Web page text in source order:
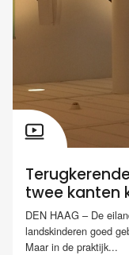
twee kanten
DEN HAAG – De
landskinderen goed
Maar in de praktijk...